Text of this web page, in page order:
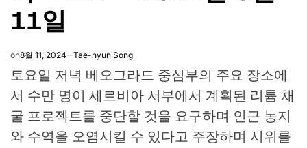
11일
on8월 11, 2024 Tae-hyun Song
토요일 저녁 베오그라드 중심부의 주요 장소에
서 수만 명이 세르비아 서부에서 계획된 리튬 채
굴 프로젝트를 중단할 것을 요구하며 인근 농지
와 수역을 오염시킬 수 있다고 주장하며 시위를